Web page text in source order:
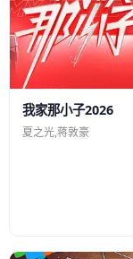
我家那小子2026
夏之光,蒋敦豪